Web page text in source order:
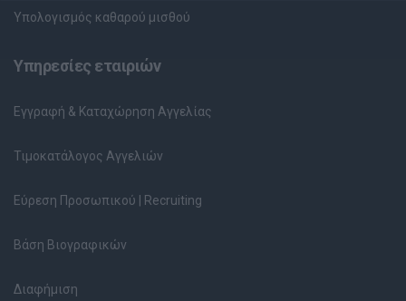
Υπολογισμός καθαρού μισθού
Υπηρεσίες εταιριών
Εγγραφή & Καταχώρηση Αγγελίας
Τιμοκατάλογος Αγγελιών
Εύρεση Προσωπικού | Recruiting
Βάση Βιογραφικών
Διαφήμιση